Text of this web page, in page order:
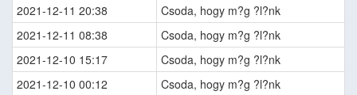
2021-12-11 20:38
Csoda, hogy m?g ?l?nk
2021-12-11 08:38
Csoda, hogy m?g ?l?nk
2021-12-10 15:17
Csoda, hogy m?g ?l?nk
2021-12-10 00:12
Csoda, hogy m?g ?l?nk